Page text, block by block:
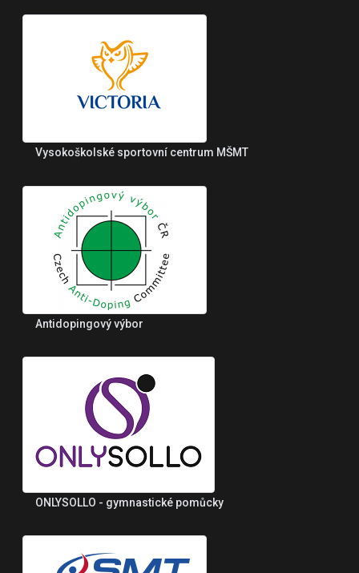
Vysokoškolské sportovní centrum MŠMT
Antidopingový výbor
ONLYSOLLO - gymnastické pomůcky